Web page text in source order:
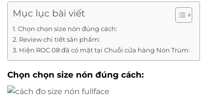
Mục lục bài viết
Chọn chọn size nón đúng cách:
Review chi tiết sản phẩm:
Hiện ROC 08 đã có mặt tại Chuỗi cửa hàng Nón Trùm:
Chọn chọn size nón đúng cách: